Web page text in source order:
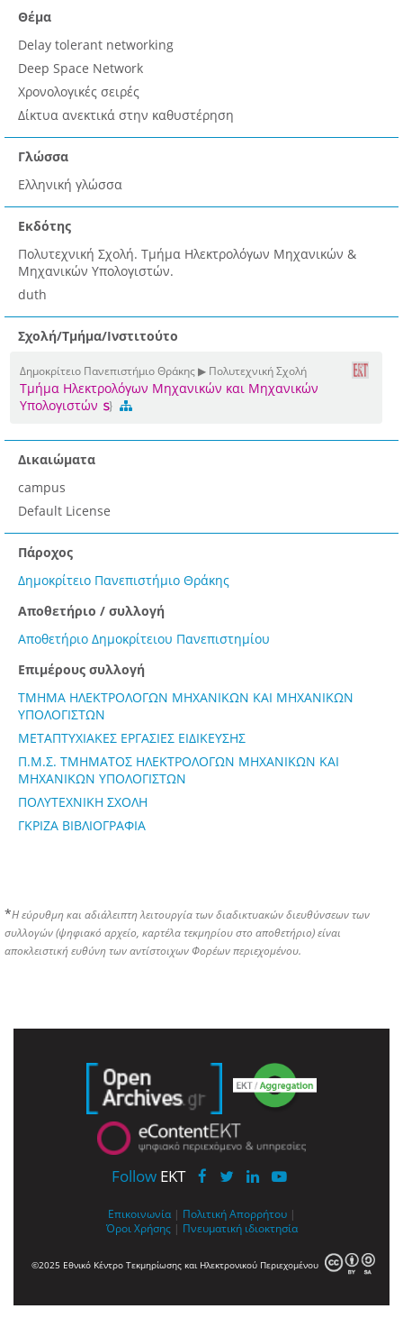
Θέμα
Delay tolerant networking
Deep Space Network
Χρονολογικές σειρές
Δίκτυα ανεκτικά στην καθυστέρηση
Γλώσσα
Ελληνική γλώσσα
Εκδότης
Πολυτεχνική Σχολή. Τμήμα Ηλεκτρολόγων Μηχανικών &
Μηχανικών Υπολογιστών.
duth
Σχολή/Τμήμα/Ινστιτούτο
Δημοκρίτειο Πανεπιστήμιο Θράκης ▶ Πολυτεχνική Σχολή
Τμήμα Ηλεκτρολόγων Μηχανικών και Μηχανικών
Υπολογιστών
Δικαιώματα
campus
Default License
Πάροχος
Δημοκρίτειο Πανεπιστήμιο Θράκης
Αποθετήριο / συλλογή
Αποθετήριο Δημοκρίτειου Πανεπιστημίου
Επιμέρους συλλογή
ΤΜΗΜΑ ΗΛΕΚΤΡΟΛΟΓΩΝ ΜΗΧΑΝΙΚΩΝ ΚΑΙ ΜΗΧΑΝΙΚΩΝ
ΥΠΟΛΟΓΙΣΤΩΝ
ΜΕΤΑΠΤΥΧΙΑΚΕΣ ΕΡΓΑΣΙΕΣ ΕΙΔΙΚΕΥΣΗΣ
Π.Μ.Σ. ΤΜΗΜΑΤΟΣ ΗΛΕΚΤΡΟΛΟΓΩΝ ΜΗΧΑΝΙΚΩΝ ΚΑΙ
ΜΗΧΑΝΙΚΩΝ ΥΠΟΛΟΓΙΣΤΩΝ
ΠΟΛΥΤΕΧΝΙΚΗ ΣΧΟΛΗ
ΓΚΡΙΖΑ ΒΙΒΛΙΟΓΡΑΦΙΑ
*Η εύρυθμη και αδιάλειπτη λειτουργία των διαδικτυακών διευθύνσεων των
συλλογών (ψηφιακό αρχείο, καρτέλα τεκμηρίου στο αποθετήριο) είναι
αποκλειστική ευθύνη των αντίστοιχων Φορέων περιεχομένου.
Follow EKT
Επικοινωνία | Πολιτική Απορρήτου |
Όροι Χρήσης | Πνευματική ιδιοκτησία
©2025 Εθνικό Κέντρο Τεκμηρίωσης και Ηλεκτρονικού Περιεχομένου